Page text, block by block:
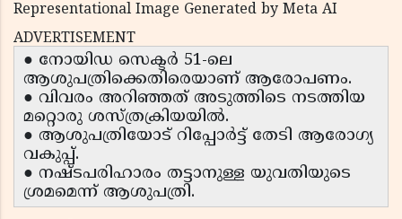
Representational Image Generated by Meta AI
ADVERTISEMENT
● നോയിഡ സെക്ടര്‍ 51-ലെ
ആശുപത്രിക്കെതിരെയാണ് ആരോപണം.
● വിവരം അറിഞ്ഞത് അടുത്തിടെ നടത്തിയ
മറ്റൊരു ശസ്ത്രക്രിയയില്‍.
● ആശുപത്രിയോട് റിപ്പോര്‍ട്ട് തേടി ആരോഗ്യ
വകുപ്പ്.
● നഷ്ടപരിഹാരം തട്ടാനുള്ള യുവതിയുടെ
ശ്രമമെന്ന് ആശുപത്രി.